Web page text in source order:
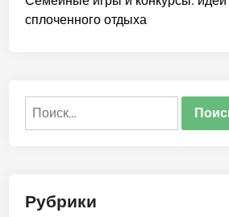
сплоченного отдыха
Найти:
Рубрики